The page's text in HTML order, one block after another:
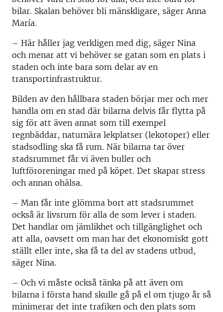
bilar. Skalan behöver bli mänskligare, säger Anna
María.
– Här håller jag verkligen med dig, säger Nina
och menar att vi behöver se gatan som en plats i
staden och inte bara som delar av en
transportinfrastruktur.
Bilden av den hållbara staden börjar mer och mer
handla om en stad där bilarna delvis får flytta på
sig för att även annat som till exempel
regnbäddar, naturnära lekplatser (lekotoper) eller
stadsodling ska få rum. När bilarna tar över
stadsrummet får vi även buller och
luftföroreningar med på köpet. Det skapar stress
och annan ohälsa.
– Man får inte glömma bort att stadsrummet
också är livsrum för alla de som lever i staden.
Det handlar om jämlikhet och tillgänglighet och
att alla, oavsett om man har det ekonomiskt gott
ställt eller inte, ska få ta del av stadens utbud,
säger Nina.
– Och vi måste också tänka på att även om
bilarna i första hand skulle gå på el om tjugo år så
minimerar det inte trafiken och den plats som